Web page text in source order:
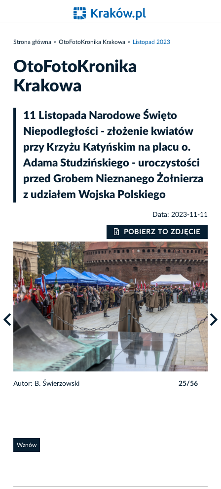
Strona główna OtoFotoKronika Krakowa Listopad 2023
OtoFotoKronika
Krakowa
11 Listopada Narodowe Święto
Niepodległości - złożenie kwiatów
przy Krzyżu Katyńskim na placu o.
Adama Studzińskiego - uroczystości
przed Grobem Nieznanego Żołnierza
z udziałem Wojska Polskiego
Data: 2023-11-11
POBIERZ TO ZDJĘCIE
Autor: B. Świerzowski 25/56
Wznów